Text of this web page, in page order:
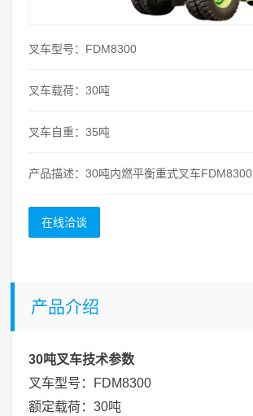
叉车型号：FDM8300
叉车载荷：30吨
叉车自重：35吨
产品描述：30吨内燃平衡重式叉车FDM8300
在线洽谈
产品介绍
30吨叉车技术参数
叉车型号：FDM8300
额定载荷：30吨